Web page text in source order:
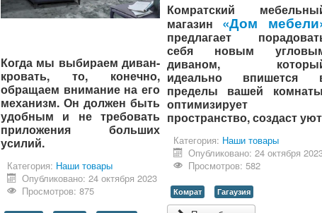
Когда мы выбираем диван-
кровать, то, конечно,
обращаем внимание на его
механизм. Он должен быть
удобным и не требовать
приложения больших
усилий.
Категория: Наши товары
Опубликовано: 24 октября 2023
Просмотров: 875
Комратский
магазин «Дом
предлагает
себя новым
диваном,
идеально впишется
пределы вашей
оптимизирует
пространство, создаст
Категория: Наши товары
Опубликовано: 24 октября
Просмотров: 582
Комрат Гагаузия